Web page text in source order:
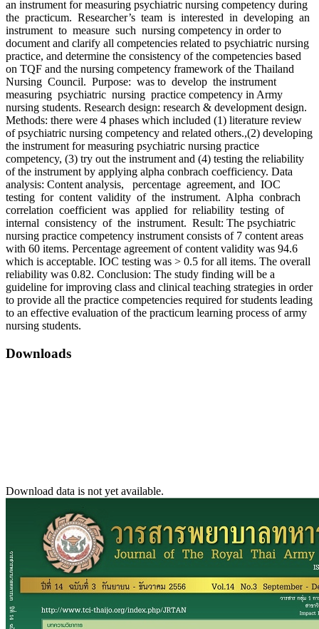
an instrument for measuring psychiatric nursing competency during
the practicum. Researcher’s team is interested in developing an
instrument to measure such nursing competency in order to
document and clarify all competencies related to psychiatric nursing
practice, and determine the consistency of the competencies based
on TQF and the nursing competency framework of the Thailand
Nursing Council. Purpose: was to develop the instrument
measuring psychiatric nursing practice competency in Army
nursing students. Research design: research & development design.
Methods: there were 4 phases which included (1) literature review
of psychiatric nursing competency and related others.,(2) developing
the instrument for measuring psychiatric nursing practice
competency, (3) try out the instrument and (4) testing the reliability
of the instrument by applying alpha conbrach coefficiency. Data
analysis: Content analysis, percentage agreement, and IOC
testing for content validity of the instrument. Alpha conbrach
correlation coefficient was applied for reliability testing of
internal consistency of the instrument. Result: The psychiatric
nursing practice competency instrument consists of 7 content areas
with 60 items. Percentage agreement of content validity was 94.6
which is acceptable. IOC testing was > 0.5 for all items. The overall
reliability was 0.82. Conclusion: The study finding will be a
guideline for improving class and clinical teaching strategies in order
to provide all the practice competencies required for students leading
to an effective evaluation of the practicum learning process of army
nursing students.
Downloads
Download data is not yet available.